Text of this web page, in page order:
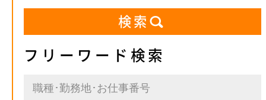
フリーワード検索